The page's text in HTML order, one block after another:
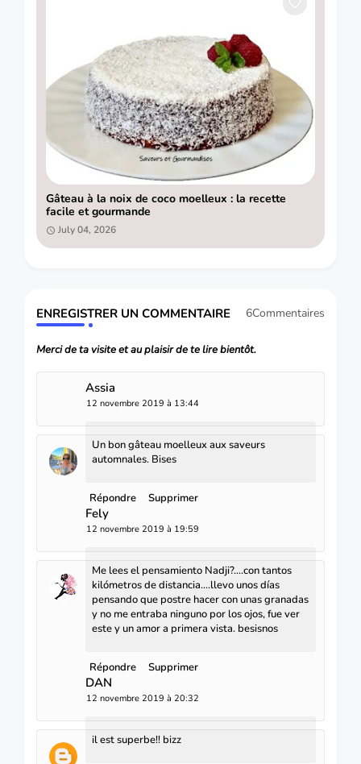
Gâteau à la noix de coco moelleux : la recette
facile et gourmande
July 04, 2026
ENREGISTRER UN COMMENTAIRE 6Commentaires
Merci de ta visite et au plaisir de te lire bientôt.
Assia
12 novembre 2019 à 13:44
Un bon gâteau moelleux aux saveurs
automnales. Bises
Répondre Supprimer
Fely
12 novembre 2019 à 19:59
Me lees el pensamiento Nadji?....con tantos
kilómetros de distancia....llevo unos días
pensando que postre hacer con unas granadas
y no me entraba ninguno por los ojos, fue ver
este y un amor a primera vista. besisnos
Répondre Supprimer
DAN
12 novembre 2019 à 20:32
il est superbe!! bizz